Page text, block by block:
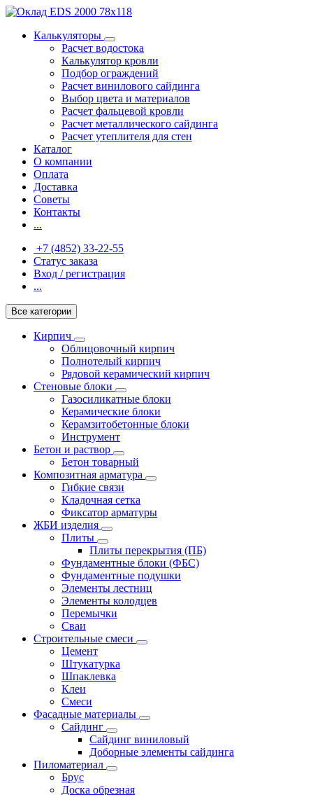
Калькуляторы
Расчет водостока
Калькулятор кровли
Подбор ограждений
Расчет винилового сайдинга
Выбор цвета и материалов
Расчет фальцевой кровли
Расчет металлического сайдинга
Расчет утеплителя для стен
Каталог
О компании
Оплата
Доставка
Советы
Контакты
...
+7 (4852) 33-22-55
Статус заказа
Вход / регистрация
...
Все категории
Кирпич
Облицовочный кирпич
Полнотелый кирпич
Рядовой керамический кирпич
Стеновые блоки
Газосиликатные блоки
Керамические блоки
Керамзитобетонные блоки
Инструмент
Бетон и раствор
Бетон товарный
Композитная арматура
Гибкие связи
Кладочная сетка
Фиксатор арматуры
ЖБИ изделия
Плиты
Плиты перекрытия (ПБ)
Фундаментные блоки (ФБС)
Фундаментные подушки
Элементы лестниц
Элементы колодцев
Перемычки
Сваи
Строительные смеси
Цемент
Штукатурка
Шпаклевка
Клеи
Смеси
Фасадные материалы
Сайдинг
Сайдинг виниловый
Доборные элементы сайдинга
Пиломатериал
Брус
Доска обрезная